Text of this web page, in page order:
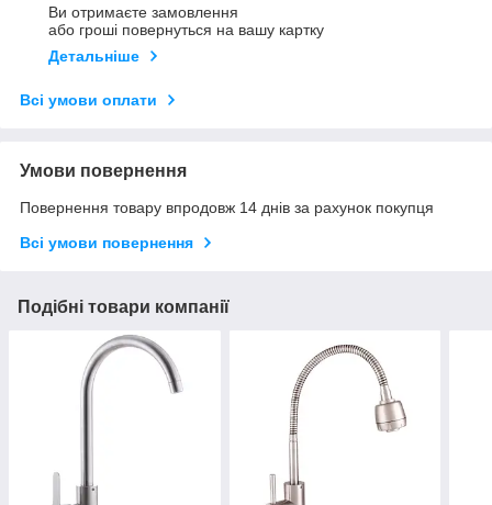
Ви отримаєте замовлення
або гроші повернуться на вашу картку
Детальніше
Всі умови оплати
Умови повернення
Повернення товару впродовж 14 днів за рахунок покупця
Всі умови повернення
Подібні товари компанії